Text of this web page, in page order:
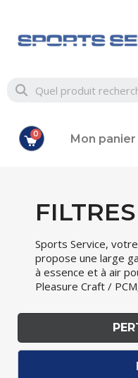
Mon panier
FILTRES
Sports Service,
propose une large
à essence et à air
Pleasure Craft /